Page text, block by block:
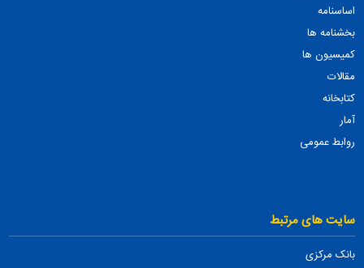
اساسنامه
بخشنامه ها
کمیسیون ها
مقالات
کتابخانه
آمار
روابط عمومی
سایت های مرتبط
بانک مرکزی